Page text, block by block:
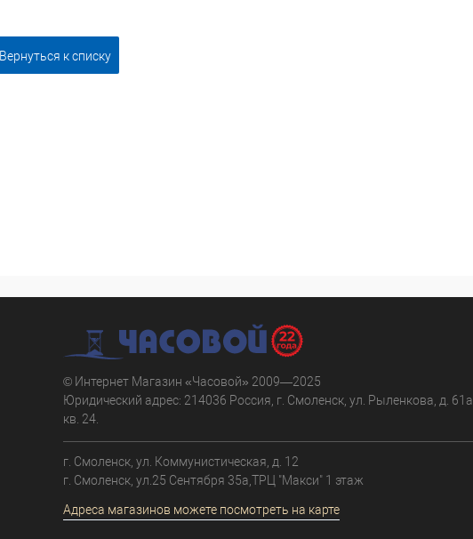
Вернуться к списку
© Интернет Магазин «Часовой» 2009—2025
Юридический адрес: 214036 Россия, г. Смоленск, ул. Рыленкова, д. 61а,
кв. 24.
г. Смоленск, ул. Коммунистическая, д. 12
г. Смоленск, ул.25 Сентября 35а,ТРЦ "Макси" 1 этаж
Адреса магазинов можете посмотреть на карте